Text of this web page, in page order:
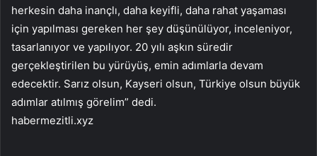
herkesin daha inançlı, daha keyifli, daha rahat yaşaması
için yapılması gereken her şey düşünülüyor, inceleniyor,
tasarlanıyor ve yapılıyor. 20 yılı aşkın süredir
gerçekleştirilen bu yürüyüş, emin adımlarla devam
edecektir. Sarız olsun, Kayseri olsun, Türkiye olsun büyük
adımlar atılmış görelim” dedi.
habermezitli.xyz